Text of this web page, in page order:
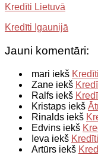
Kredīti Lietuvā
Kredīti Igaunijā
Jauni komentāri:
mari iekš
Zane iekš
Ralfs iekš
Kristaps iekš
Rinalds iekš
Edvins iekš
Ieva iekš
Artūrs iekš